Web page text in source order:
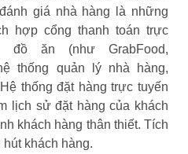
giá nhà hàng là những
hợp cổng thanh toán trực
đồ ăn (như GrabFood,
thống quản lý nhà hàng,
thống đặt hàng trực tuyến
lịch sử đặt hàng của khách
khách hàng thân thiết. Tích
khách hàng.